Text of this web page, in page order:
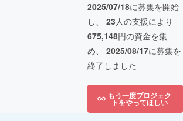
2025/07/18に募集を開始
し、 23人の支援により
675,148円の資金を集
め、 2025/08/17に募集を
終了しました
もう一度プロジェク
トをやってほしい